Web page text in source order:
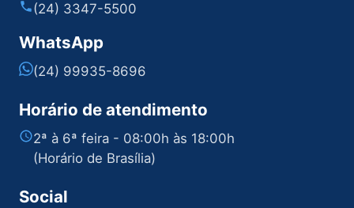
(24) 3347-5500
WhatsApp
(24) 99935-8696
Horário de atendimento
2ª à 6ª feira - 08:00h às 18:00h
(Horário de Brasília)
Social